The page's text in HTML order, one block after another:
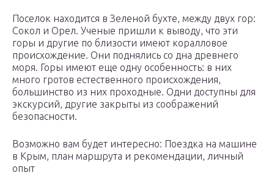
Поселок находится в Зеленой бухте, между двух гор:
Сокол и Орел. Ученые пришли к выводу, что эти
горы и другие по близости имеют коралловое
происхождение. Они поднялись со дна древнего
моря. Горы имеют еще одну особенность: в них
много гротов естественного происхождения,
большинство из них проходные. Одни доступны для
экскурсий, другие закрыты из соображений
безопасности.
Возможно вам будет интересно: Поездка на машине
в Крым, план маршрута и рекомендации, личный
опыт